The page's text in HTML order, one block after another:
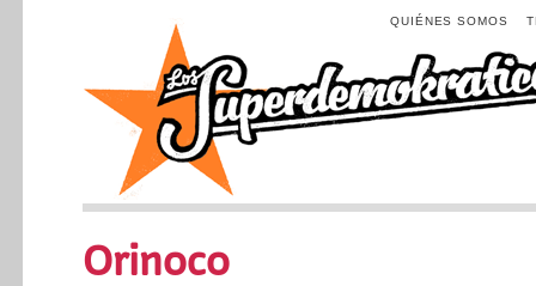
QUIÉNES SOMOS
Orinoco